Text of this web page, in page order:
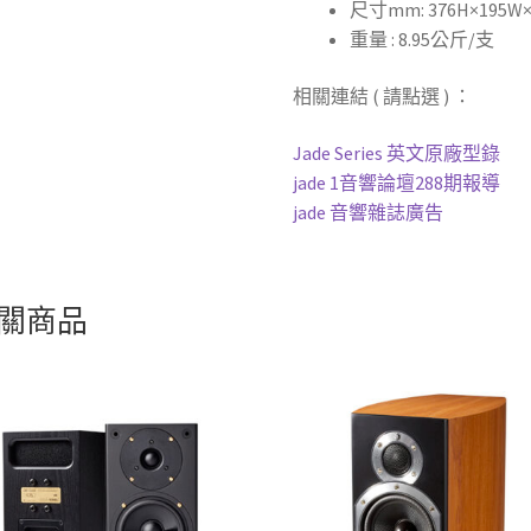
尺寸mm:
重量 : 8.95公斤/支
相關連結 ( 請點選 ) ：
Jade Series 英文原廠型錄
jade 1音響論壇288期報導
jade 音響雜誌廣告
商品